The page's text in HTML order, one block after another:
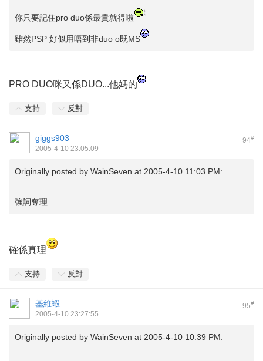
你只要記住pro duo係最貴就得啦
雖然PSP 好似用唔到非duo o既MS
PRO DUO咪又係DUO...他媽的
支持 反對
94#
giggs903
2005-4-10 23:05:09
Originally posted by WainSeven at 2005-4-10 11:03 PM:
強詞奪理
確係真理
支持 反對
95#
基維蝦
2005-4-10 23:27:55
Originally posted by WainSeven at 2005-4-10 10:39 PM: